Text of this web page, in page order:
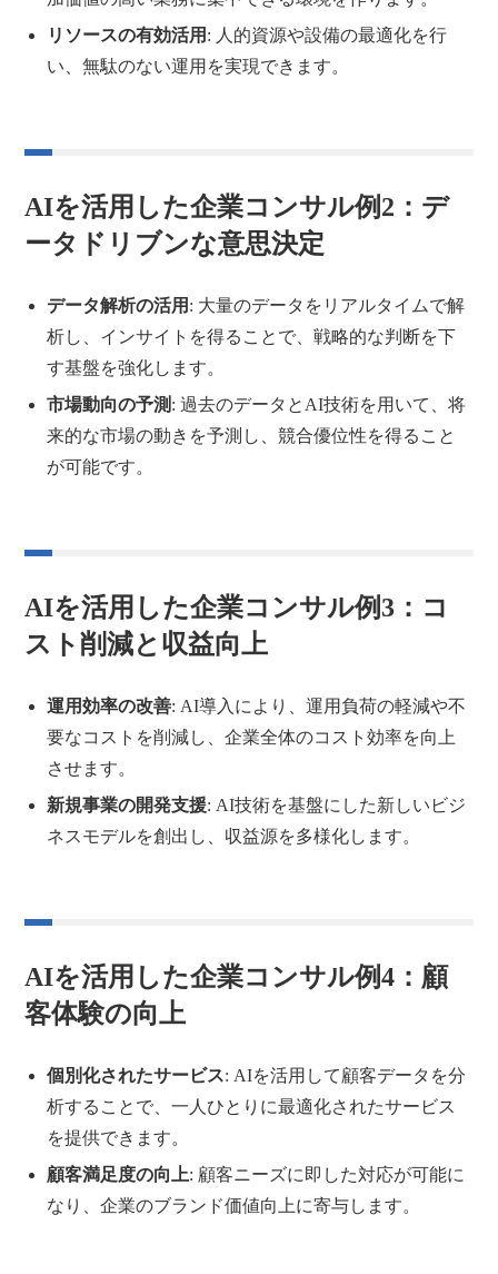
リソースの有効活用 : 人的資源や設備の最適化を行
い、無駄のない運用を実現できます。
AIを活用した企業コンサル例2：デ
ータドリブンな意思決定
データ解析の活用 : 大量のデータをリアルタイムで解
析し、インサイトを得ることで、戦略的な判断を下
す基盤を強化します。
市場動向の予測 : 過去のデータとAI技術を用いて、将
来的な市場の動きを予測し、競合優位性を得ること
が可能です。
AIを活用した企業コンサル例3：コ
スト削減と収益向上
運用効率の改善: AI導入により、運用負荷の軽減や不
要なコストを削減し、企業全体のコスト効率を向上
させます。
新規事業の開発支援: AI技術を基盤にした新しいビジ
ネスモデルを創出し、収益源を多様化します。
AIを活用した企業コンサル例4：顧
客体験の向上
個別化されたサービス: AIを活用して顧客データを分
析することで、一人ひとりに最適化されたサービス
を提供できます。
顧客満足度の向上: 顧客ニーズに即した対応が可能に
なり、企業のブランド価値向上に寄与します。